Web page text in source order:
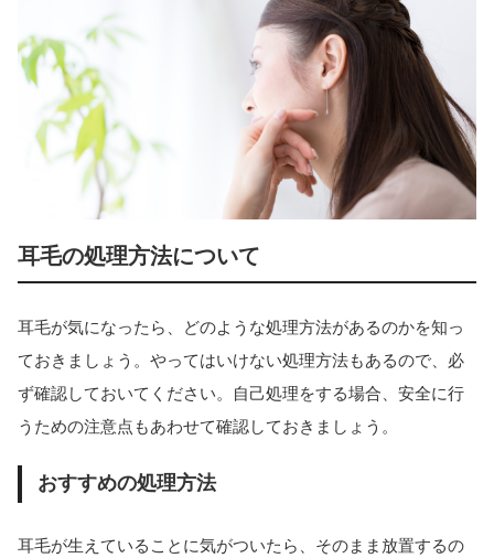
耳毛の処理方法について
耳毛が気になったら、どのような処理方法があるのかを知っ
ておきましょう。やってはいけない処理方法もあるので、必
ず確認しておいてください。自己処理をする場合、安全に行
うための注意点もあわせて確認しておきましょう。
おすすめの処理方法
耳毛が生えていることに気がついたら、そのまま放置するの